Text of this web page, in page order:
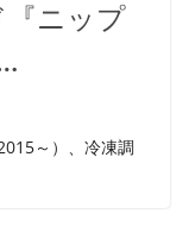
『ニップ
～）、冷凍調